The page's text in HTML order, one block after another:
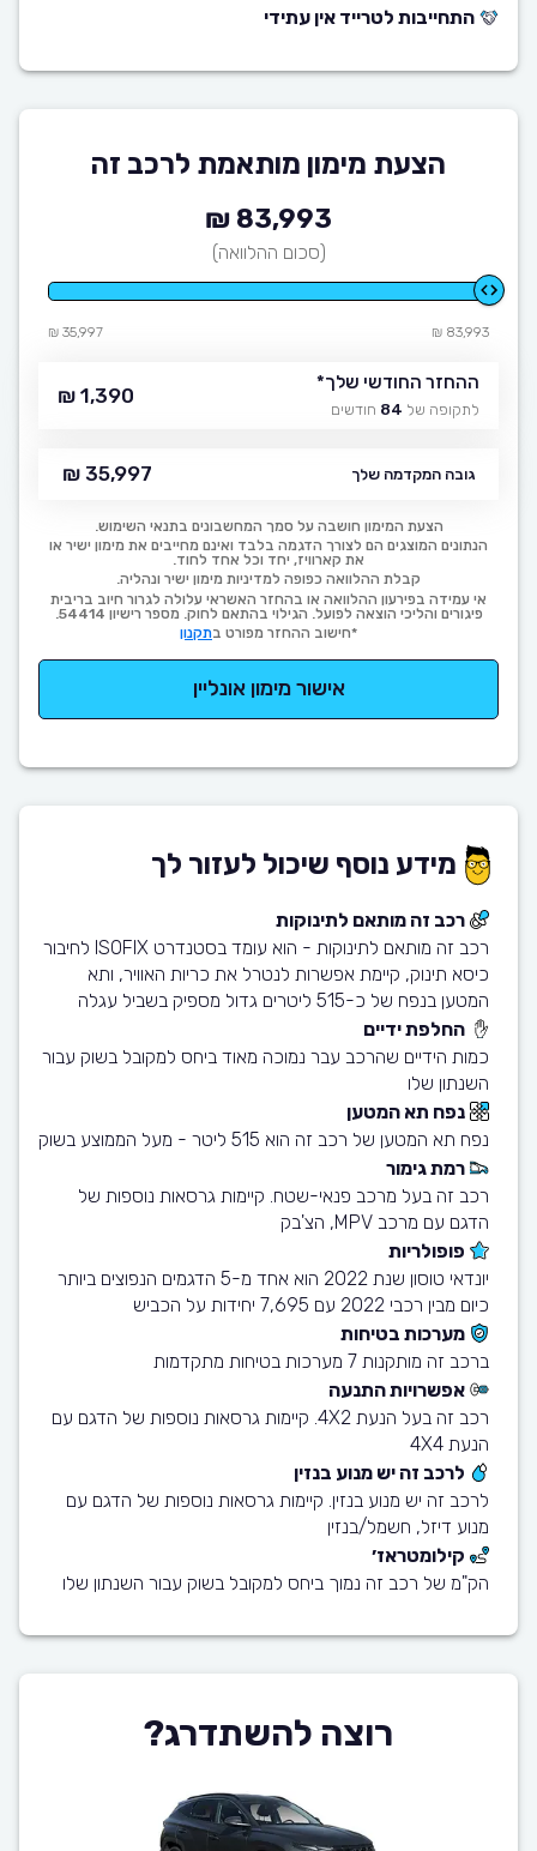
התחייבות לטרייד אין עתידי
הצעת מימון מותאמת לרכב זה
83,993 ₪
(סכום ההלוואה)
83,993 ₪
35,997 ₪
ההחזר החודשי שלך*
לתקופה של 84 חודשים
1,390 ₪
גובה המקדמה שלך 35,997 ₪
הצעת המימון חושבה על סמך המחשבונים בתנאי השימוש.
הנתונים המוצגים הם לצורך הדגמה בלבד ואינם מחייבים את מימון ישיר או
את קארוויז, יחד וכל אחד לחוד.
קבלת ההלוואה כפופה למדיניות מימון ישיר ונהליה.
אי עמידה בפירעון ההלוואה או בהחזר האשראי עלולה לגרור חיוב בריבית
פיגורים והליכי הוצאה לפועל. הגילוי בהתאם לחוק. מספר רישיון 54414.
*חישוב ההחזר מפורט בתקנון
אישור מימון אונליין
מידע נוסף שיכול לעזור לך
רכב זה מותאם לתינוקות
רכב זה מותאם לתינוקות - הוא עומד בסטנדרט ISOFIX לחיבור
כיסא תינוק, קיימת אפשרות לנטרל את כריות האוויר, ותא
המטען בנפח של כ-515 ליטרים גדול מספיק בשביל עגלה
החלפת ידיים
כמות הידיים שהרכב עבר נמוכה מאוד ביחס למקובל בשוק עבור
השנתון שלו
נפח תא המטען
נפח תא המטען של רכב זה הוא 515 ליטר - מעל הממוצע בשוק
רמת גימור
רכב זה בעל מרכב פנאי-שטח. קיימות גרסאות נוספות של
הדגם עם מרכב MPV, הצ'בק
פופולריות
יונדאי טוסון שנת 2022 הוא אחד מ-5 הדגמים הנפוצים ביותר
כיום מבין רכבי 2022 עם 7,695 יחידות על הכביש
מערכות בטיחות
ברכב זה מותקנות 7 מערכות בטיחות מתקדמות
אפשרויות התנעה
רכב זה בעל הנעת 4X2. קיימות גרסאות נוספות של הדגם עם
הנעת 4X4
לרכב זה יש מנוע בנזין
לרכב זה יש מנוע בנזין. קיימות גרסאות נוספות של הדגם עם
מנוע דיזל, חשמל/בנזין
קילומטראז׳
הק"מ של רכב זה נמוך ביחס למקובל בשוק עבור השנתון שלו
רוצה להשתדרג?